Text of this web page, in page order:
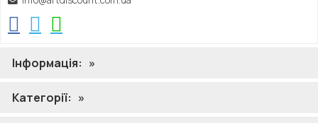
Відгук
*
Інформація: »
Категорії: »